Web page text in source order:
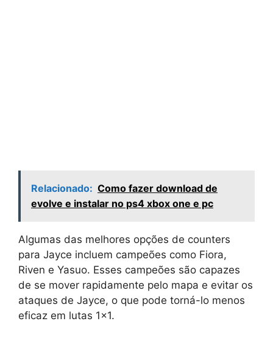
Relacionado: Como fazer download de
evolve e instalar no ps4 xbox one e pc
Algumas das melhores opções de counters
para Jayce incluem campeões como Fiora,
Riven e Yasuo. Esses campeões são capazes
de se mover rapidamente pelo mapa e evitar os
ataques de Jayce, o que pode torná-lo menos
eficaz em lutas 1×1.